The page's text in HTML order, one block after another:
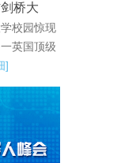
桥大
叙康桥
校园惊现
英国顶级
]